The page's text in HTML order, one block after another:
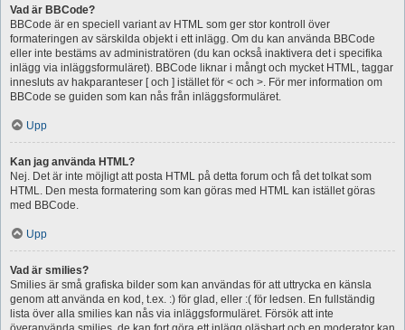
Vad är BBCode?
BBCode är en speciell variant av HTML som ger stor kontroll över
formateringen av särskilda objekt i ett inlägg. Om du kan använda BBCode
eller inte bestäms av administratören (du kan också inaktivera det i specifika
inlägg via inläggsformuläret). BBCode liknar i mångt och mycket HTML, taggar
innesluts av hakparanteser [ och ] istället för < och >. För mer information om
BBCode se guiden som kan nås från inläggsformuläret.
Upp
Kan jag använda HTML?
Nej. Det är inte möjligt att posta HTML på detta forum och få det tolkat som
HTML. Den mesta formatering som kan göras med HTML kan istället göras
med BBCode.
Upp
Vad är smilies?
Smilies är små grafiska bilder som kan användas för att uttrycka en känsla
genom att använda en kod, t.ex. :) för glad, eller :( för ledsen. En fullständig
lista över alla smilies kan nås via inläggsformuläret. Försök att inte